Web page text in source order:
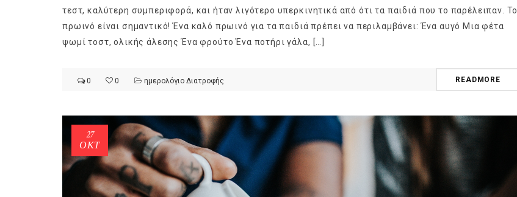
τεστ, καλύτερη συμπεριφορά, και ήταν λιγότερο υπερκινητικά από ότι τα παιδιά που το παρέλειπαν. Το
πρωινό είναι σημαντικό! Ένα καλό πρωινό για τα παιδιά πρέπει να περιλαμβάνει: Ένα αυγό Μια φέτα
ψωμί τοστ, ολικής άλεσης Ένα φρούτο Ένα ποτήρι γάλα, […]
0 0 ημερολόγιο Διατροφής READMORE
27
ΟΚΤ